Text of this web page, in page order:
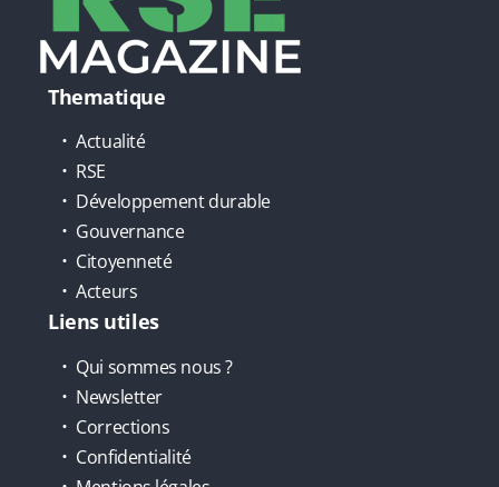
Thematique
Actualité
RSE
Développement durable
Gouvernance
Citoyenneté
Acteurs
Liens utiles
Qui sommes nous ?
Newsletter
Corrections
Confidentialité